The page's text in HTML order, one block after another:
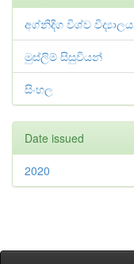
අග්නිදිග විශ්ව විද්‍යාලය
මුස්ලිම් සිසුවියන්
සිංහල
Date issued
2020